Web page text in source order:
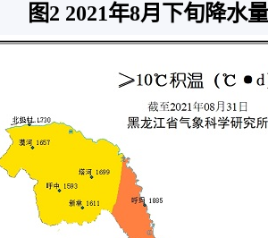
图2 2021年8月下旬降水